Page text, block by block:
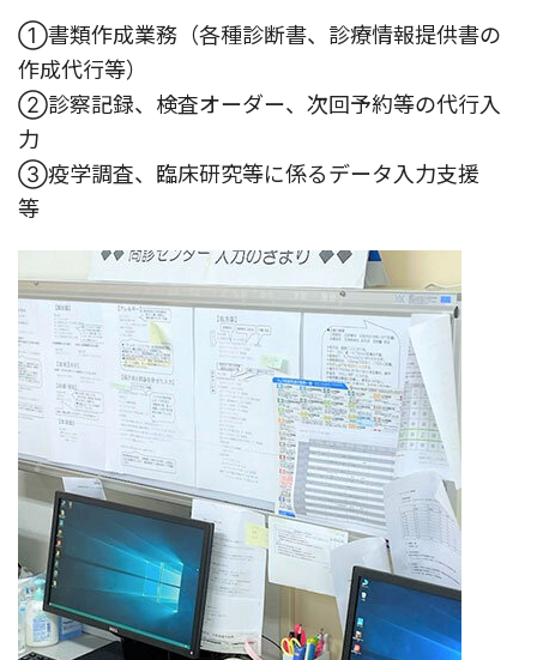
①書類作成業務（各種診断書、診療情報提供書の
作成代行等）
②診察記録、検査オーダー、次回予約等の代行入
力
③疫学調査、臨床研究等に係るデータ入力支援
等